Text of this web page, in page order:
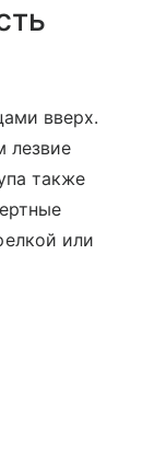
вверх.
лезвие
также
или